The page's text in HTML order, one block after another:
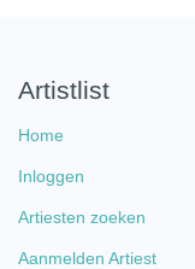
Artistlist
Home
Inloggen
Artiesten zoeken
Aanmelden Artiest